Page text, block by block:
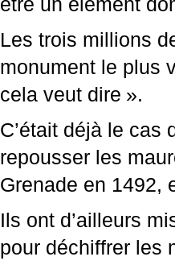
être un élément
Les trois millions
monument le plus
cela veut dire ».
C’était déjà le cas
repousser les
Grenade en 1492,
Ils ont d’ailleurs
pour déchiffrer les